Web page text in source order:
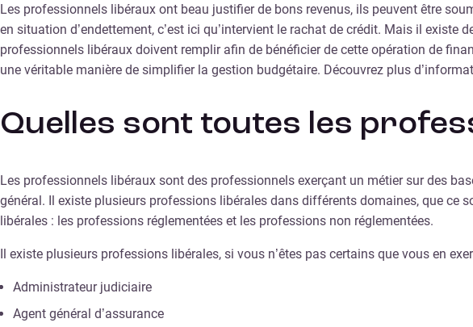
Les professionnels libéraux ont beau justifier de bons revenus, ils peuvent être
en situation d’endettement, c’est ici qu’intervient le rachat de crédit. Mais il
professionnels libéraux doivent remplir afin de bénéficier de cette opération de
une véritable manière de simplifier la gestion budgétaire. Découvrez plus
Quelles sont toutes les
Les professionnels libéraux sont des professionnels exerçant un métier sur des
général. Il existe plusieurs professions libérales dans différents domaines, que ce
libérales : les professions réglementées et les professions non réglementées.
Il existe plusieurs professions libérales, si vous n’êtes pas certains que vous en
Administrateur judiciaire
Agent général d’assurance